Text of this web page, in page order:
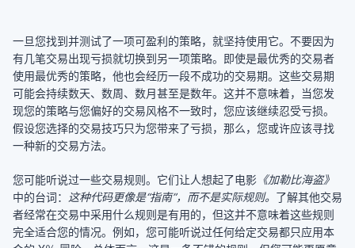
一旦您找到并测试了一项可盈利的策略，就坚持使用它。不要因为
有几笔交易出现亏损就切换到另一项策略。即使是最优秀的交易者
使用最优秀的策略，他也会经历一段不成功的交易期。这些交易期
可能会持续数天、数周、数月甚至是数年。这并不意味着，当您发
现您的策略与您偏好的交易风格不一致时，您应该继续忍受亏损。
假设您选择的交易技巧只为您带来了亏损，那么，您或许应该寻找
一种新的交易方法。
您可能听说过一些交易规则。它们让人想起了电影 《加勒比海盗》
中的台词：
这种代码更像是“指南”，而不是实际规则。 了解其他交易
者经常在交易中采用什么规则是有用的，但这并不意味着这些规则
完全适合您的情况。例如，您可能听说过任何给定交易都只应用本